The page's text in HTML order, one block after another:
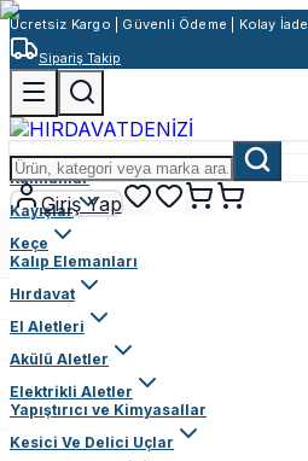
Ücretsiz Kargo | Güvenli Ödeme | Kolay İade
Sipariş Takip
Giriş Yap
Rulmanlar
Kayışlar
Keçe
Kalıp Elemanları
Hırdavat
El Aletleri
Akülü Aletler
Elektrikli Aletler
Yapıştırıcı ve Kimyasallar
Kesici Ve Delici Uçlar